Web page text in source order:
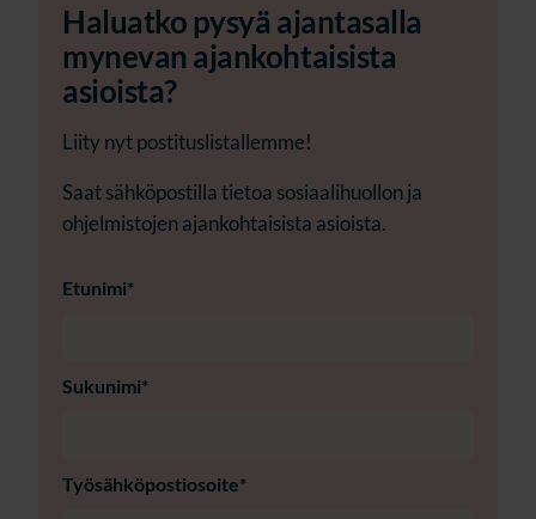
Haluatko pysyä ajantasalla
mynevan ajankohtaisista
asioista?
Liity nyt postituslistallemme!
Saat sähköpostilla tietoa sosiaalihuollon ja
ohjelmistojen ajankohtaisista asioista.
Etunimi*
Sukunimi*
Työsähköpostiosoite*